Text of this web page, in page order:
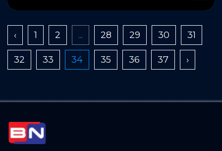
‹ 1 2 ... 28 29 30 31
32 33 34 35 36 37 ›